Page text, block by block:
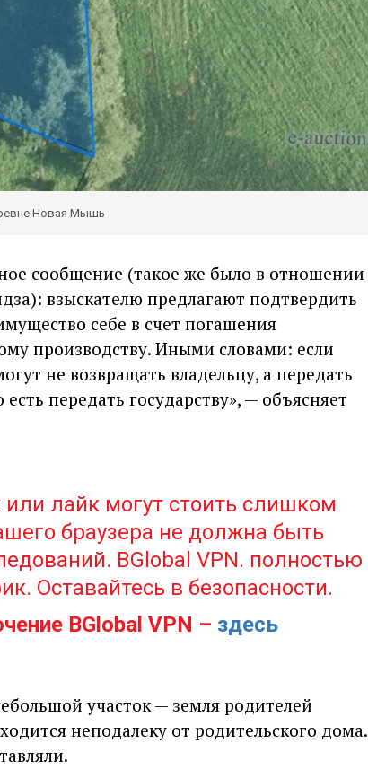
Новая Мышь
сообщение (такое же было в отношении
взыскателю предлагают подтвердить
себе в счет погашения
производству. Иными словами: если
не возвращать владельцу, а передать
передать государству», — объясняет
лайк могут стоить слишком
браузера не должна быть
BGlobal VPN. полностью
Оставайтесь в безопасности.
BGlobal VPN – здесь
участок — земля родителей
неподалеку от родительского дома.